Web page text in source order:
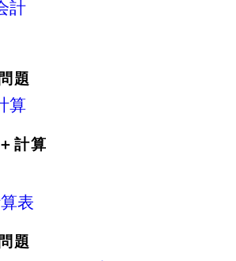
計
題
算
計算
表
題